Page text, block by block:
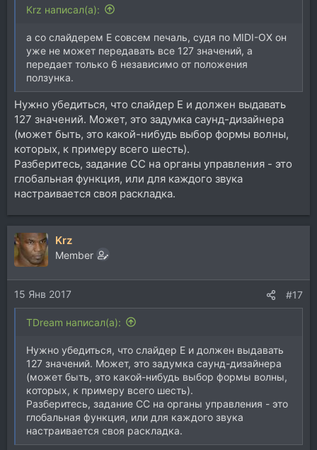
Krz написал(а):
а со слайдерем E совсем печаль, судя по MIDI-OX он
уже не может передавать все 127 значений, а
передает только 6 независимо от положения
ползунка.
Нужно убедиться, что слайдер Е и должен выдавать
127 значений. Может, это задумка саунд-дизайнера
(может быть, это какой-нибудь выбор формы волны,
которых, к примеру всего шесть).
Разберитесь, задание СС на органы управления - это
глобальная функция, или для каждого звука
настраивается своя раскладка.
Krz
Member
15 Янв 2017 #17
TDream написал(а):
Нужно убедиться, что слайдер Е и должен выдавать
127 значений. Может, это задумка саунд-дизайнера
(может быть, это какой-нибудь выбор формы волны,
которых, к примеру всего шесть).
Разберитесь, задание СС на органы управления - это
глобальная функция, или для каждого звука
настраивается своя раскладка.